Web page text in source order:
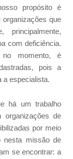
propósito é
organizações que
com deficiência.
momento, é
pois a
a especialista.
há um trabalho
organizações de
por meio
nesta missão de
se encontrar: a